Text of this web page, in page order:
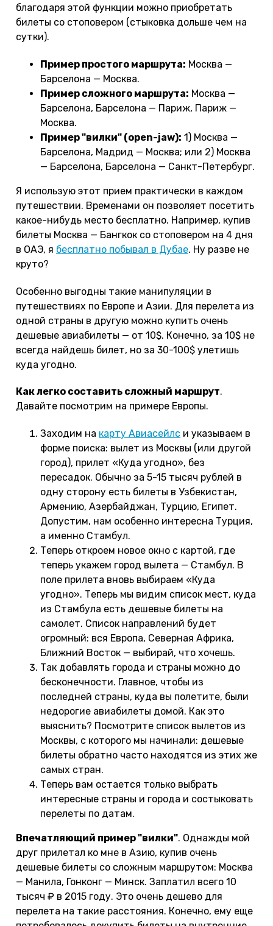
благодаря этой функции можно приобретать
билеты со стоповером (стыковка дольше чем на
сутки).
Пример простого маршрута: Москва —
Барселона — Москва.
Пример сложного маршрута: Москва —
Барселона, Барселона — Париж, Париж —
Москва.
Пример "вилки" (open-jaw): 1) Москва —
Барселона, Мадрид — Москва; или 2) Москва
— Барселона, Барселона — Санкт-Петербург.
Я использую этот прием практически в каждом
путешествии. Временами он позволяет посетить
какое-нибудь место бесплатно. Например, купив
билеты Москва — Бангкок со стоповером на 4 дня
в ОАЭ, я бесплатно побывал в Дубае. Ну разве не
круто?
Особенно выгодны такие манипуляции в
путешествиях по Европе и Азии. Для перелета из
одной страны в другую можно купить очень
дешевые авиабилеты — от 10$. Конечно, за 10$ не
всегда найдешь билет, но за 30-100$ улетишь
куда угодно.
Как легко составить сложный маршрут.
Давайте посмотрим на примере Европы.
Заходим на карту Авиасейлс и указываем в
форме поиска: вылет из Москвы (или другой
город), прилет «Куда угодно», без
пересадок. Обычно за 5-15 тысяч рублей в
одну сторону есть билеты в Узбекистан,
Армению, Азербайджан, Турцию, Египет.
Допустим, нам особенно интересна Турция,
а именно Стамбул.
Теперь откроем новое окно с картой, где
теперь укажем город вылета — Стамбул. В
поле прилета вновь выбираем «Куда
угодно». Теперь мы видим список мест, куда
из Стамбула есть дешевые билеты на
самолет. Список направлений будет
огромный: вся Европа, Северная Африка,
Ближний Восток — выбирай, что хочешь.
Так добавлять города и страны можно до
бесконечности. Главное, чтобы из
последней страны, куда вы полетите, были
недорогие авиабилеты домой. Как это
выяснить? Посмотрите список вылетов из
Москвы, с которого мы начинали: дешевые
билеты обратно часто находятся из этих же
самых стран.
Теперь вам остается только выбрать
интересные страны и города и состыковать
перелеты по датам.
Впечатляющий пример "вилки". Однажды мой
друг прилетал ко мне в Азию, купив очень
дешевые билеты со сложным маршрутом: Москва
— Манила, Гонконг — Минск. Заплатил всего 10
тысяч ₽ в 2015 году. Это очень дешево для
перелета на такие расстояния. Конечно, ему еще